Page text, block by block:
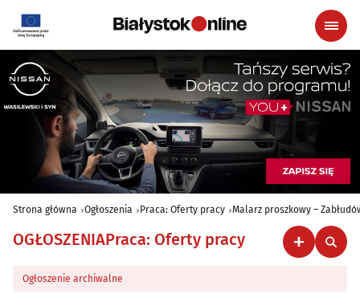
Strona główna Ogłoszenia Praca: Oferty pracy Malarz proszkowy –
OGŁOSZENIAPraca: Oferty pracy
Ogłoszenie archiwalne